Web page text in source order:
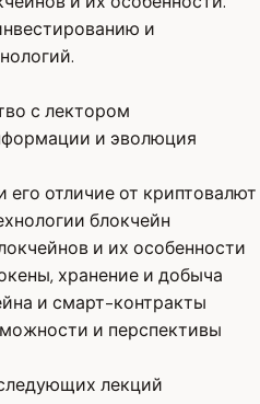
и
с лектором
и эволюция
его отличие от криптовалют
блокчейн
и их особенности
хранение и добыча
и смарт-контракты
и перспективы
лекций